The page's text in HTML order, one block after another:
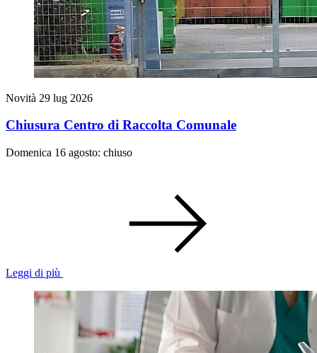
Novità 29 lug 2026
Chiusura Centro di Raccolta Comunale
Domenica 16 agosto: chiuso
Leggi di più